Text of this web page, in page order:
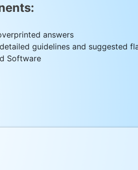
answers
guidelines and suggested
Software